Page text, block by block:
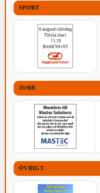
SPORT
JOBB
ÖVRIGT